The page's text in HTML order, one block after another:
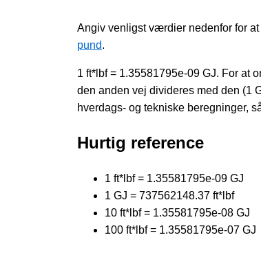
Angiv venligst værdier nedenfor for
pund.
1 ft*lbf = 1.35581795e-09 GJ. For at
den anden vej divideres med den (1
hverdags- og tekniske beregninger,
Hurtig reference
1 ft*lbf = 1.35581795e-09 GJ
1 GJ = 737562148.37 ft*lbf
10 ft*lbf = 1.35581795e-08 GJ
100 ft*lbf = 1.35581795e-07 GJ